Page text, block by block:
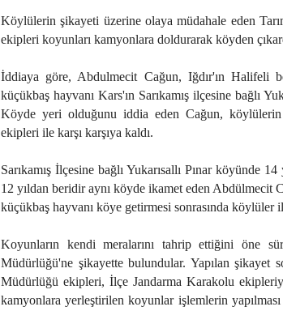
Köylülerin şikayeti üzerine olaya müdahale eden
ekipleri koyunları kamyonlara doldurarak köyden
İddiaya göre, Abdulmecit Cağun, Iğdır'ın Halifeli
küçükbaş hayvanı Kars'ın Sarıkamış ilçesine bağlı
Köyde yeri olduğunu iddia eden Cağun, köylülerin
ekipleri ile karşı karşıya kaldı.
Sarıkamış İlçesine bağlı Yukarısallı Pınar köyünde
12 yıldan beridir aynı köyde ikamet eden Abdülmecit
küçükbaş hayvanı köye getirmesi sonrasında köylüler
Koyunların kendi meralarını tahrip ettiğini öne
Müdürlüğü'ne şikayette bulundular. Yapılan şikayet
Müdürlüğü ekipleri, İlçe Jandarma Karakolu
kamyonlara yerleştirilen koyunlar işlemlerin